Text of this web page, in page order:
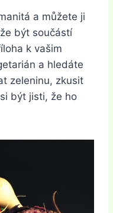
a můžete ji
být součástí
k vašim
a hledáte
zeleninu, zkusit
být jisti, že ho